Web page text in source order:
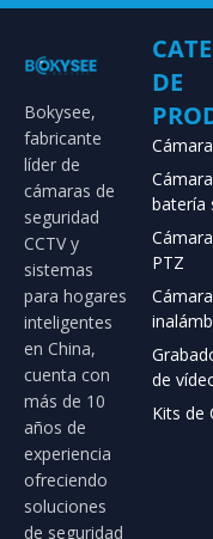
Bokysee,
fabricante
líder de
cámaras de
seguridad
CCTV y
sistemas
para hogares
inteligentes
en China,
cuenta con
más de 10
años de
experiencia
ofreciendo
soluciones
de seguridad
DE
batería
PTZ
Cámara
de
Kits de